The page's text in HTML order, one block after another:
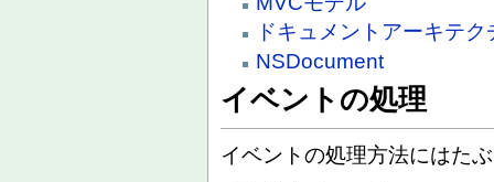
ドキュメントアーキテク
NSDocument
イベントの処理
イベントの処理方法にはた